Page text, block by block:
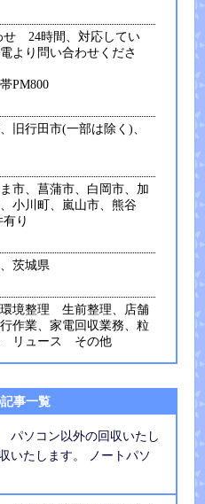
せ 24時間、対応してい
より問い合わせくださ
PM800
旧行田市(一部は除く)、
市、菖蒲市、白岡市、加
小川町、嵐山市、熊谷
り
茨城県
境整理 生前整理、店舗
作業、家電回収業務、粒
リュース その他
事一覧
ソコン以外の回収いたし
いたします。 ノートパソ